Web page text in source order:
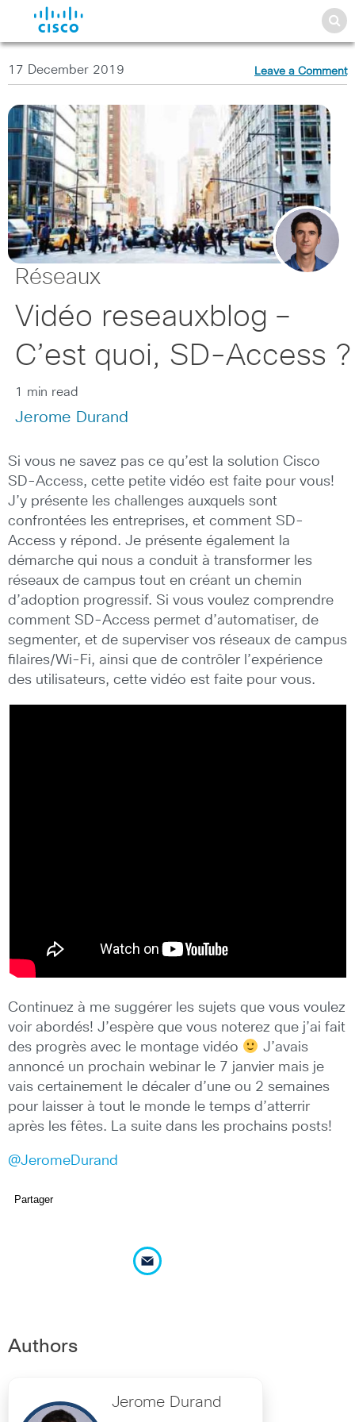
17 December 2019 Leave a Comment
Réseaux
Vidéo reseauxblog –
C’est quoi, SD-Access ?
1 min read
Jerome Durand
Si vous ne savez pas ce qu’est la solution Cisco
SD-Access, cette petite vidéo est faite pour vous!
J’y présente les challenges auxquels sont
confrontées les entreprises, et comment SD-
Access y répond. Je présente également la
démarche qui nous a conduit à transformer les
réseaux de campus tout en créant un chemin
d’adoption progressif. Si vous voulez comprendre
comment SD-Access permet d’automatiser, de
segmenter, et de superviser vos réseaux de campus
filaires/Wi-Fi, ainsi que de contrôler l’expérience
des utilisateurs, cette vidéo est faite pour vous.
Continuez à me suggérer les sujets que vous voulez
voir abordés! J’espère que vous noterez que j’ai fait
des progrès avec le montage vidéo
J’avais
annoncé un prochain webinar le 7 janvier mais je
vais certainement le décaler d’une ou 2 semaines
pour laisser à tout le monde le temps d’atterrir
après les fêtes. La suite dans les prochains posts!
@JeromeDurand
Partager
Authors
Jerome Durand